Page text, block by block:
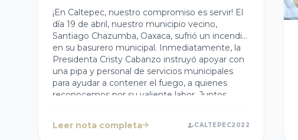
incendio de basurero municipal
¡En Caltepec, nuestro compromiso es servir! El
día 19 de abril, nuestro municipio vecino,
Santiago Chazumba, Oaxaca, sufrió un incendio
en su basurero municipal. Inmediatamente, la
Presidenta Cristy Cabanzo instruyó apoyar con
una pipa y personal de servicios municipales
para ayudar a contener el fuego, a quienes
reconocemos por su valiente labor. Juntos,
construir un futuro mejor para todos.
Leer nota completa CALTEPEC2022